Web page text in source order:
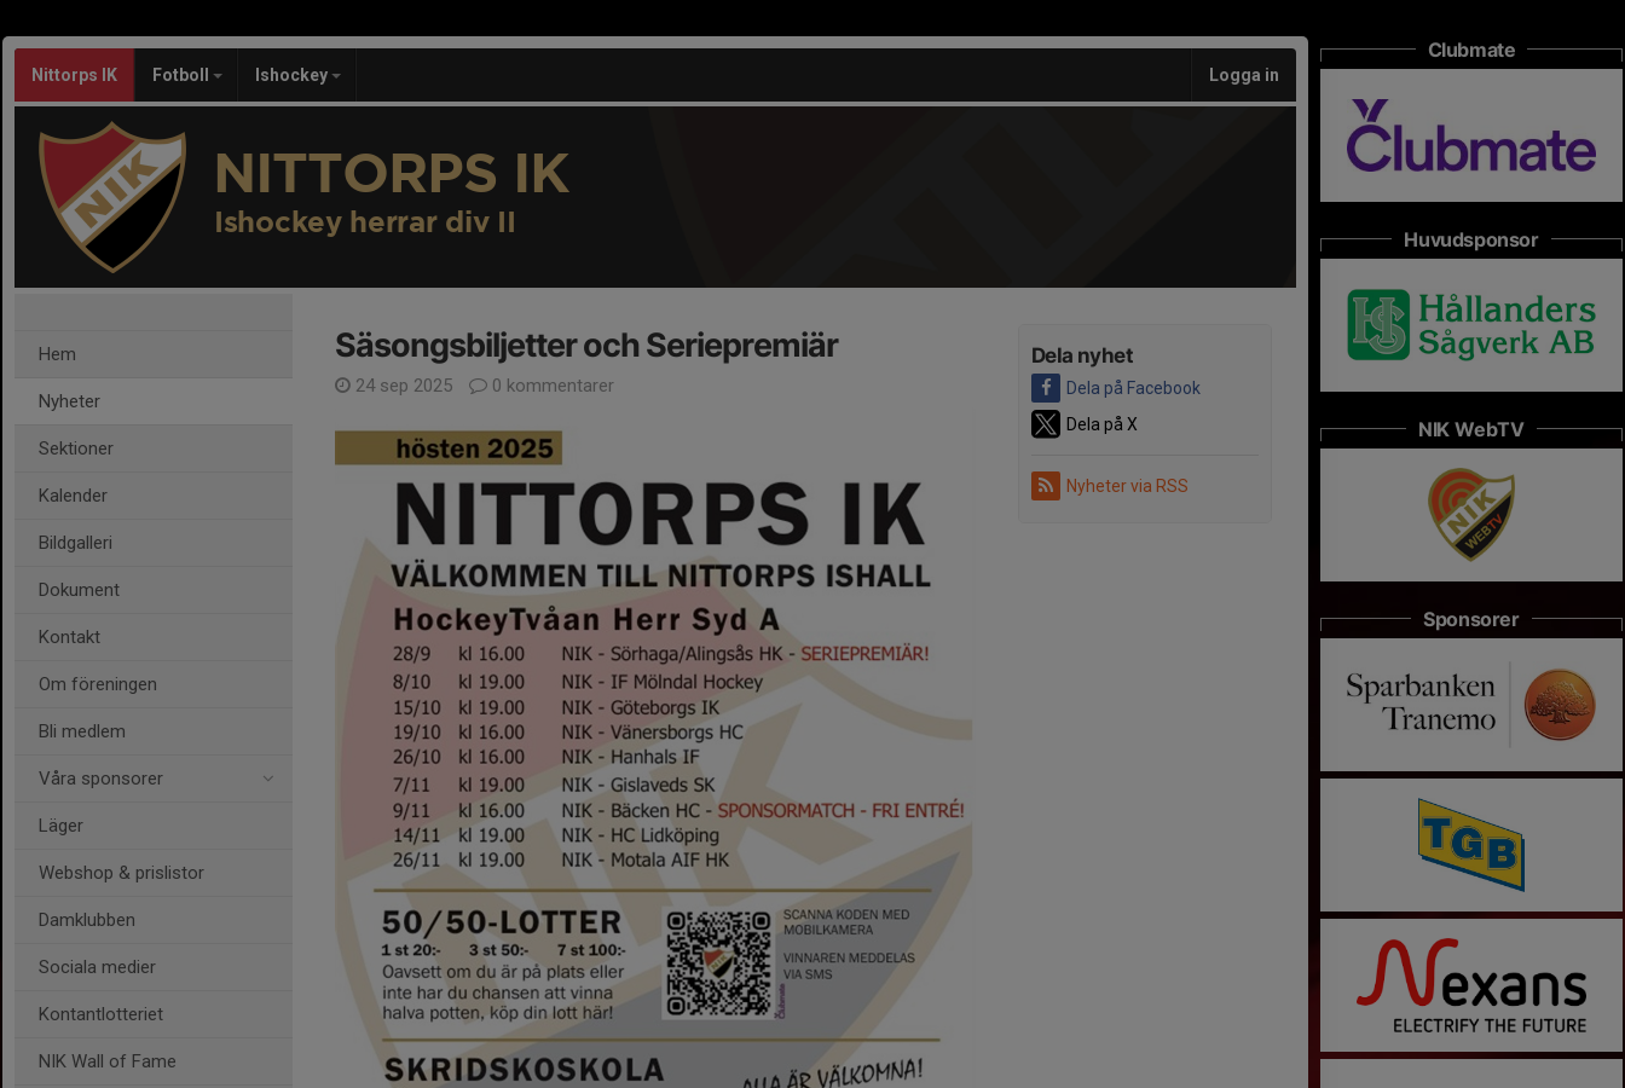
Nittorps IK Fotboll Ishockey Logga in
NITTORPS IK
Ishockey herrar div II
Hem
Nyheter
Sektioner
Kalender
Bildgalleri
Dokument
Kontakt
Om föreningen
Bli medlem
Våra sponsorer
Läger
Webshop & prislistor
Damklubben
Sociala medier
Kontantlotteriet
NIK Wall of Fame
Dela nyhet
Dela på Facebook
Dela på X
Nyheter via RSS
Säsongsbiljetter och Seriepremiär
24 sep 2025 0 kommentarer
Clubmate
Huvudsponsor
NIK WebTV
Sponsorer